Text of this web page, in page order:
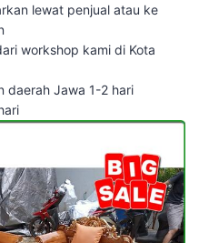
lewat penjual atau ke
workshop kami di Kota
daerah Jawa 1-2 hari